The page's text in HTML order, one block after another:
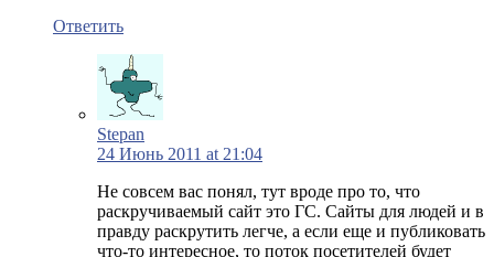
Ответить
Stepan
24 Июнь 2011 at 21:04
Не совсем вас понял, тут вроде про то, что
раскручиваемый сайт это ГС. Сайты для людей и в
правду раскрутить легче, а если еще и публиковать
что-то интересное, то поток посетителей будет